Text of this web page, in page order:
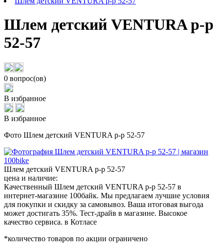
Шлем детский VENTURA р-р
52-57
0 вопрос(ов)
В избранное
В избранное
Фото Шлем детский VENTURA р-р 52-57
Шлем детский VENTURA р-р 52-57
цена и наличие:
Качественный Шлем детский VENTURA р-р 52-57 в
интернет-магазине 100байк. Мы предлагаем лучшие условия
для покупки и скидку за самовывоз. Ваша итоговая выгода
может достигать 35%. Тест-драйв в магазине. Высокое
качество сервиса. в Котласе
*количество товаров по акции ограничено